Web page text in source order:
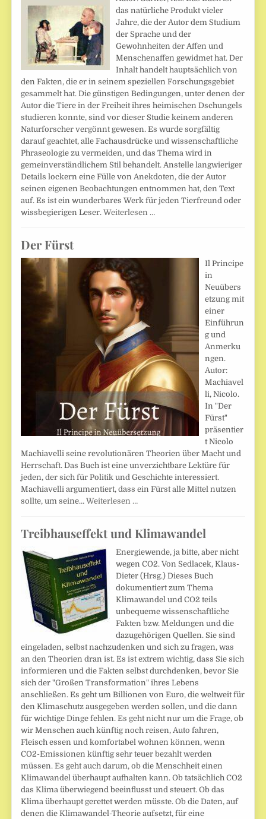
das natürliche Produkt vieler
Jahre, die der Autor dem Studium
der Sprache und der
Gewohnheiten der Affen und
Menschenaffen gewidmet hat. Der
Inhalt handelt hauptsächlich von
den Fakten, die er in seinem speziellen Forschungsgebiet
gesammelt hat. Die günstigen Bedingungen, unter denen der
Autor die Tiere in der Freiheit ihres heimischen Dschungels
studieren konnte, sind vor dieser Studie keinem anderen
Naturforscher vergönnt gewesen. Es wurde sorgfältig
darauf geachtet, alle Fachausdrücke und wissenschaftliche
Phraseologie zu vermeiden, und das Thema wird in
gemeinverständlichem Stil behandelt. Anstelle langwieriger
Details lockern eine Fülle von Anekdoten, die der Autor
seinen eigenen Beobachtungen entnommen hat, den Text
auf. Es ist ein wunderbares Werk für jeden Tierfreund oder
wissbegierigen Leser.Weiterlesen …
Der Fürst
Il Principe
in
Neuübers
etzung mit
einer
Einführun
g und
Anmerku
ngen.
Autor:
Machiavel
li, Nicolo.
In "Der
Fürst"
präsentier
t Nicolo
Machiavelli seine revolutionären Theorien über Macht und
Herrschaft. Das Buch ist eine unverzichtbare Lektüre für
jeden, der sich für Politik und Geschichte interessiert.
Machiavelli argumentiert, dass ein Fürst alle Mittel nutzen
sollte, um seine…Weiterlesen …
Treibhauseffekt und Klimawandel
Energiewende, ja bitte, aber nicht
wegen CO2. Von Sedlacek, Klaus-
Dieter (Hrsg.) Dieses Buch
dokumentiert zum Thema
Klimawandel und CO2 teils
unbequeme wissenschaftliche
Fakten bzw. Meldungen und die
dazugehörigen Quellen. Sie sind
eingeladen, selbst nachzudenken und sich zu fragen, was
an den Theorien dran ist. Es ist extrem wichtig, dass Sie sich
informieren und die Fakten selbst durchdenken, bevor Sie
sich der "Großen Transformation" ihres Lebens
anschließen. Es geht um Billionen von Euro, die weltweit für
den Klimaschutz ausgegeben werden sollen, und die dann
für wichtige Dinge fehlen. Es geht nicht nur um die Frage, ob
wir Menschen auch künftig noch reisen, Auto fahren,
Fleisch essen und komfortabel wohnen können, wenn
CO2-Emissionen künftig sehr teuer bezahlt werden
müssen. Es geht auch darum, ob die Menschheit einen
Klimawandel überhaupt aufhalten kann. Ob tatsächlich CO2
das Klima überwiegend beeinflusst und steuert. Ob das
Klima überhaupt gerettet werden müsste. Ob die Daten, auf
denen die Klimawandel-Theorie aufsetzt, für eine